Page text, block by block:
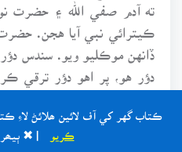
ڪتاب گهر کي آف لائين ھلائڻ لاءِ
| ✖ ٻيھر
ته آدم صفي الله ۽ حضرت
ڪيترائي نبي آيا هجن.
ڏانهن موڪليو ويو. سندس دؤر
دؤر هو، پر اهو دؤر ترقي
کان وٺي حضرت نوحؑ تائين
هئي ۽ غلاميءَ جو ادارو
سلطانن ۽ قبائلي سردارن